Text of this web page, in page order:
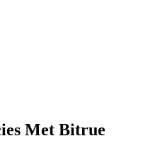
trading commissies
Met Bitrue